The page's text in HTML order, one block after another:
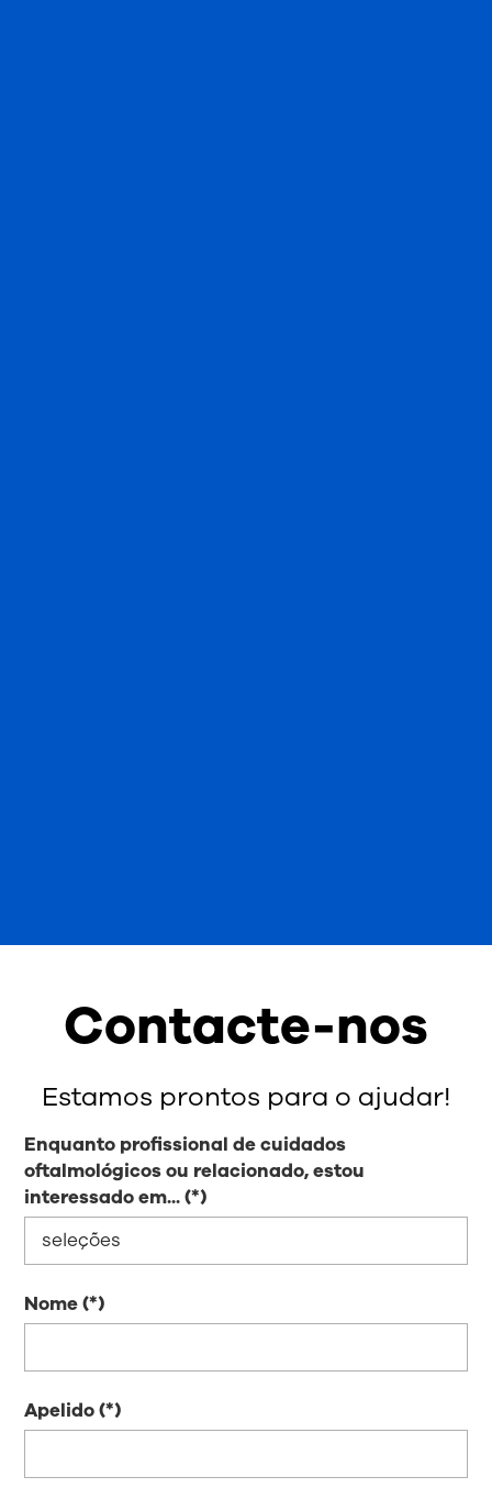
Contacte-nos
Estamos prontos para o ajudar!
Enquanto profissional de cuidados
oftalmológicos ou relacionado, estou
interessado em...
Nome
Apelido